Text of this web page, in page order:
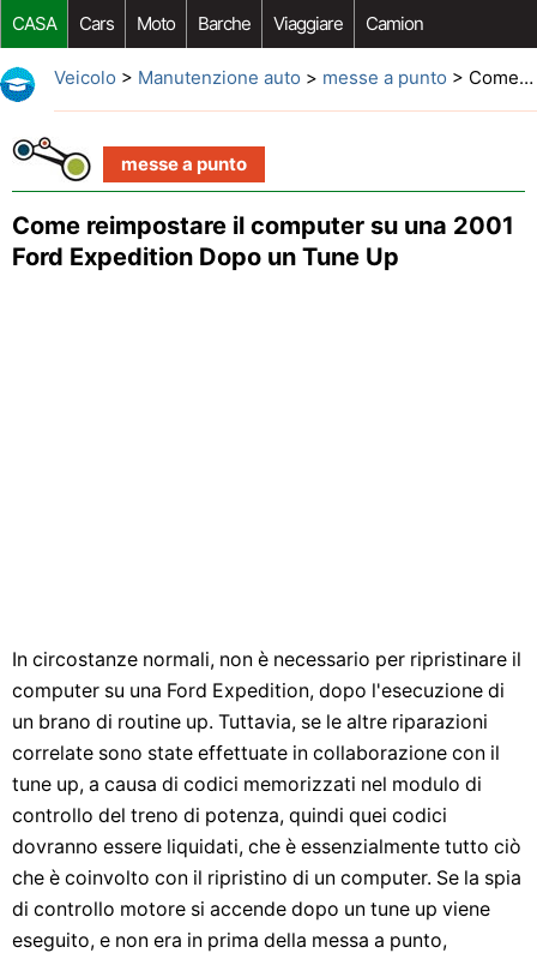
CASA Cars Moto Barche Viaggiare Camion
Riparazione Auto Acquisto Auto Car Opzioni Aftermarket
Veicolo > Manutenzione auto > messe a punto > Come reimpostare il computer su una 2001 Ford Expedition Dopo un Tune Up
messe a punto
Come reimpostare il computer su una 2001
Ford Expedition Dopo un Tune Up
In circostanze normali, non è necessario per ripristinare il
computer su una Ford Expedition, dopo l'esecuzione di
un brano di routine up. Tuttavia, se le altre riparazioni
correlate sono state effettuate in collaborazione con il
tune up, a causa di codici memorizzati nel modulo di
controllo del treno di potenza, quindi quei codici
dovranno essere liquidati, che è essenzialmente tutto ciò
che è coinvolto con il ripristino di un computer. Se la spia
di controllo motore si accende dopo un tune up viene
eseguito, e non era in prima della messa a punto,